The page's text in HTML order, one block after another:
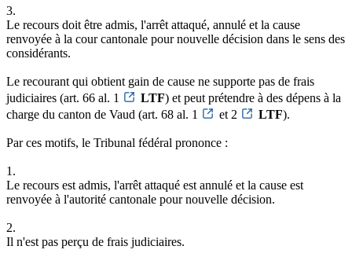
3.
Le recours doit être admis, l'arrêt attaqué, annulé et la cause
renvoyée à la cour cantonale pour nouvelle décision dans le sens des
considérants.
Le recourant qui obtient gain de cause ne supporte pas de frais
judiciaires (art. 66 al. 1
LTF) et peut prétendre à des dépens à la
charge du canton de Vaud (art. 68 al. 1
et 2 LTF).
Par ces motifs, le Tribunal fédéral prononce :
1.
Le recours est admis, l'arrêt attaqué est annulé et la cause est
renvoyée à l'autorité cantonale pour nouvelle décision.
2.
Il n'est pas perçu de frais judiciaires.